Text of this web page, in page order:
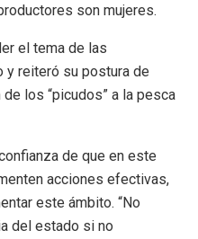
son mujeres.
el tema de las
reiteró su postura de
los “picudos” a la pesca
de que en este
acciones efectivas,
este ámbito. “No
del estado si no